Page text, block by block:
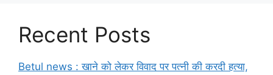
Recent Posts
Betul news : खाने को लेकर विवाद पर पत्नी की करदी हत्या,